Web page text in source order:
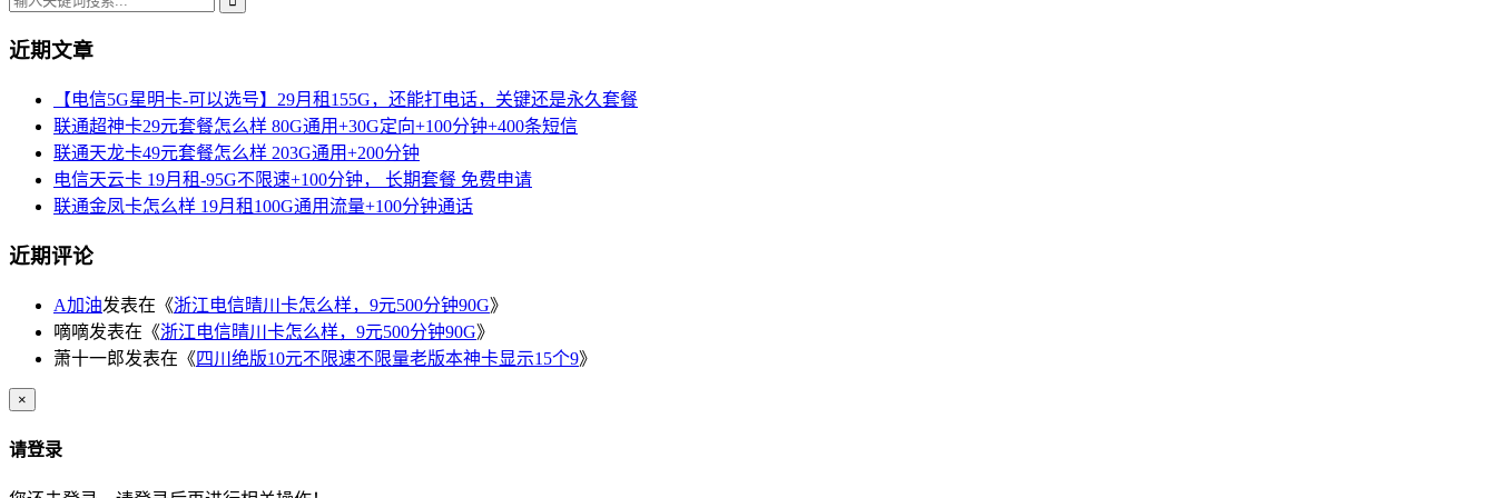
近期文章
【电信5G星明卡-可以选号】29月租155G，还能打电话，关键还是永久套餐
联通超神卡29元套餐怎么样 80G通用+30G定向+100分钟+400条短信
联通天龙卡49元套餐怎么样 203G通用+200分钟
电信天云卡 19月租-95G不限速+100分钟， 长期套餐 免费申请
联通金凤卡怎么样 19月租100G通用流量+100分钟通话
近期评论
A加油发表在《浙江电信晴川卡怎么样，9元500分钟90G》
嘀嘀发表在《浙江电信晴川卡怎么样，9元500分钟90G》
萧十一郎发表在《四川绝版10元不限速不限量老版本神卡显示15个9》
×
请登录